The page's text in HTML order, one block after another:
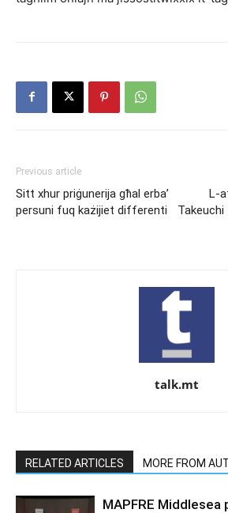
Previous article
Sitt xhur priġunerija għal erba’
persuni fuq każijiet differenti
L-
talk.mt
RELATED ARTICLES MORE FROM
MAPFRE